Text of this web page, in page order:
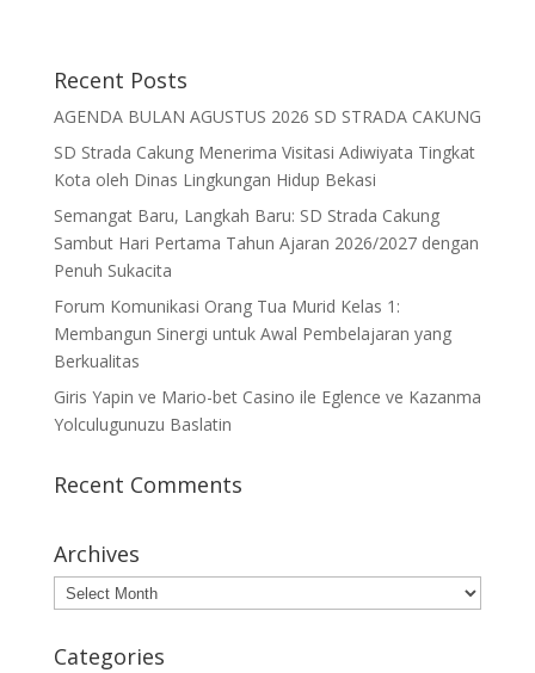
Recent Posts
AGENDA BULAN AGUSTUS 2026 SD STRADA CAKUNG
SD Strada Cakung Menerima Visitasi Adiwiyata Tingkat
Kota oleh Dinas Lingkungan Hidup Bekasi
Semangat Baru, Langkah Baru: SD Strada Cakung
Sambut Hari Pertama Tahun Ajaran 2026/2027 dengan
Penuh Sukacita
Forum Komunikasi Orang Tua Murid Kelas 1:
Membangun Sinergi untuk Awal Pembelajaran yang
Berkualitas
Giris Yapin ve Mario-bet Casino ile Eglence ve Kazanma
Yolculugunuzu Baslatin
Recent Comments
Archives
Archives
Categories